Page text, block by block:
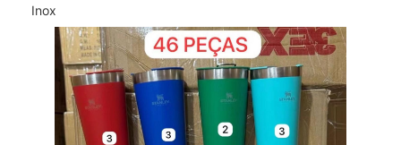
Inox